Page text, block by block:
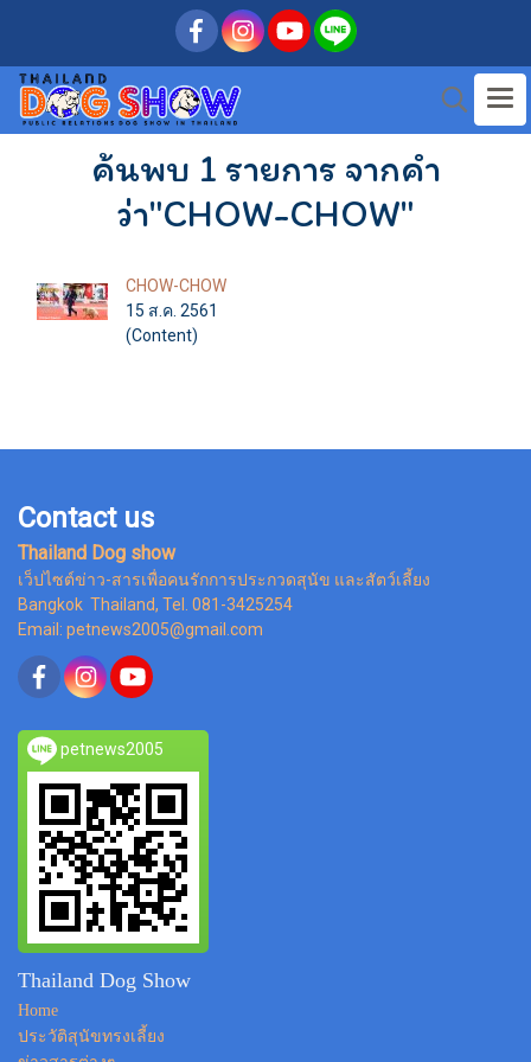
ค้นพบ 1 รายการ จากคำ
ว่า"CHOW-CHOW"
CHOW-CHOW
15 ส.ค. 2561
(Content)
Contact us
Thailand Dog show
เว็ปไซต์ข่าว-สารเพื่อคนรักการประกวดสุนัข และสัตว์เลี้ยง
Bangkok Thailand, Tel. 081-3425254
Email: petnews2005@gmail.com
petnews2005
Thailand Dog Show
Home
ประวัติสุนัขทรงเลี้ยง